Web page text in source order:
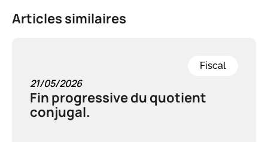
Articles similaires
Fiscal
21/05/2026
Fin progressive du quotient
conjugal.